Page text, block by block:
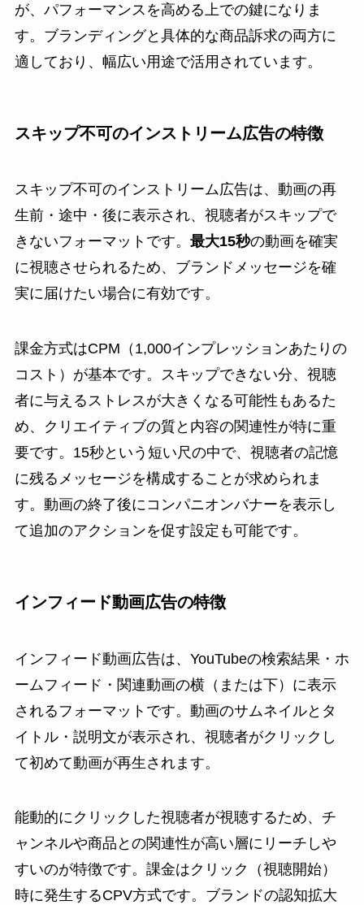
が、パフォーマンスを高める上での鍵になりま
す。ブランディングと具体的な商品訴求の両方に
適しており、幅広い用途で活用されています。
スキップ不可のインストリーム広告の特徴
スキップ不可のインストリーム広告は、動画の再
生前・途中・後に表示され、視聴者がスキップで
きないフォーマットです。 最大15秒の動画を確実
に視聴させられるため、ブランドメッセージを確
実に届けたい場合に有効です。
課金方式はCPM（1,000インプレッションあたりの
コスト）が基本です。スキップできない分、視聴
者に与えるストレスが大きくなる可能性もあるた
め、クリエイティブの質と内容の関連性が特に重
要です。15秒という短い尺の中で、視聴者の記憶
に残るメッセージを構成することが求められま
す。動画の終了後にコンパニオンバナーを表示し
て追加のアクションを促す設定も可能です。
インフィード動画広告の特徴
インフィード動画広告は、YouTubeの検索結果・ホ
ームフィード・関連動画の横（または下）に表示
されるフォーマットです。動画のサムネイルとタ
イトル・説明文が表示され、視聴者がクリックし
て初めて動画が再生されます。
能動的にクリックした視聴者が視聴するため、チ
ャンネルや商品との関連性が高い層にリーチしや
すいのが特徴です。課金はクリック（視聴開始）
時に発生するCPV方式です。ブランドの認知拡大